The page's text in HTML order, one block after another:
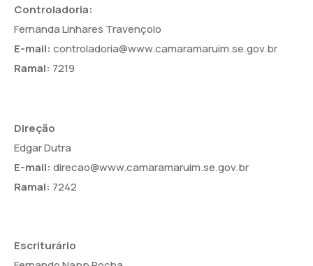
Controladoria:
Fernanda Linhares Travençolo
E-mail: controladoria@www.camaramaruim.se.gov.br
Ramal: 7219
Direção
Edgar Dutra
E-mail: direcao@www.camaramaruim.se.gov.br
Ramal: 7242
Escriturário